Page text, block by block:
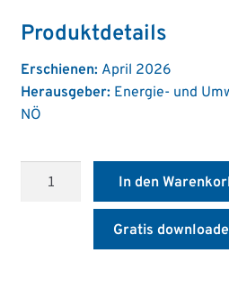
Produktdetails
Erschienen: April 2026
Herausgeber:Energie- und
NÖ
In den
Gratis